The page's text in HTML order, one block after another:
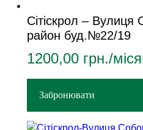
Сітіскрол – Вулиця
район буд.№22/19
1200,00 грн./
Забронювати